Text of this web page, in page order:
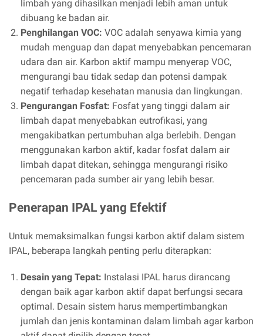
limbah yang dihasilkan menjadi lebih aman untuk
dibuang ke badan air.
Penghilangan VOC: VOC adalah senyawa kimia yang
mudah menguap dan dapat menyebabkan pencemaran
udara dan air. Karbon aktif mampu menyerap VOC,
mengurangi bau tidak sedap dan potensi dampak
negatif terhadap kesehatan manusia dan lingkungan.
Pengurangan Fosfat: Fosfat yang tinggi dalam air
limbah dapat menyebabkan eutrofikasi, yang
mengakibatkan pertumbuhan alga berlebih. Dengan
menggunakan karbon aktif, kadar fosfat dalam air
limbah dapat ditekan, sehingga mengurangi risiko
pencemaran pada sumber air yang lebih besar.
Penerapan IPAL yang Efektif
Untuk memaksimalkan fungsi karbon aktif dalam sistem
IPAL, beberapa langkah penting perlu diterapkan:
Desain yang Tepat: Instalasi IPAL harus dirancang
dengan baik agar karbon aktif dapat berfungsi secara
optimal. Desain sistem harus mempertimbangkan
jumlah dan jenis kontaminan dalam limbah agar karbon